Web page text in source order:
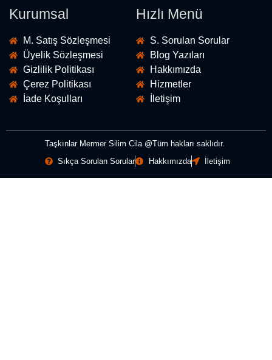
Kurumsal
M. Satış Sözleşmesi
Üyelik Sözleşmesi
Gizlilik Politikası
Çerez Politikası
İade Koşulları
Hızlı Menü
S. Sorulan Sorular
Blog Yazıları
Hakkımızda
Hizmetler
İletişim
Taşkınlar Mermer Silim Cila @Tüm hakları saklıdır.
Sıkça Sorulan Sorular
Hakkımızda İletişim